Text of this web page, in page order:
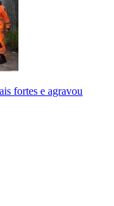
fortes e agravou